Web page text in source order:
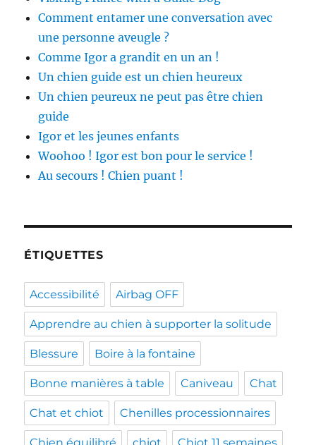
Comment entamer une conversation avec
une personne aveugle ?
Comme Igor a grandit en un an !
Un chien guide est un chien heureux
Un chien peureux ne peut pas être chien
guide
Igor et les jeunes enfants
Woohoo ! Igor est bon pour le service !
Au secours ! Chien puant !
ÉTIQUETTES
Accessibilité Airbag OFF
Apprendre au chien à supporter la solitude
Blessure Boire à la fontaine
Bonne manières à table Caniveau Chat
Chat et chiot Chenilles processionnaires